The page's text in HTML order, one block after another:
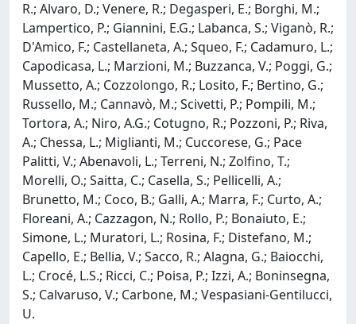
R.; Alvaro, D.; Venere, R.; Degasperi, E.; Borghi, M.;
Lampertico, P.; Giannini, E.G.; Labanca, S.; Viganò, R.;
D'Amico, F.; Castellaneta, A.; Squeo, F.; Cadamuro, L.;
Capodicasa, L.; Marzioni, M.; Buzzanca, V.; Poggi, G.;
Mussetto, A.; Cozzolongo, R.; Losito, F.; Bertino, G.;
Russello, M.; Cannavò, M.; Scivetti, P.; Pompili, M.;
Tortora, A.; Niro, A.G.; Cotugno, R.; Pozzoni, P.; Riva,
A.; Chessa, L.; Miglianti, M.; Cuccorese, G.; Pace
Palitti, V.; Abenavoli, L.; Terreni, N.; Zolfino, T.;
Morelli, O.; Saitta, C.; Casella, S.; Pellicelli, A.;
Brunetto, M.; Coco, B.; Galli, A.; Marra, F.; Curto, A.;
Floreani, A.; Cazzagon, N.; Rollo, P.; Bonaiuto, E.;
Simone, L.; Muratori, L.; Rosina, F.; Distefano, M.;
Capello, E.; Bellia, V.; Sacco, R.; Alagna, G.; Baiocchi,
L.; Crocé, L.S.; Ricci, C.; Poisa, P.; Izzi, A.; Boninsegna,
S.; Calvaruso, V.; Carbone, M.; Vespasiani-Gentilucci,
U.